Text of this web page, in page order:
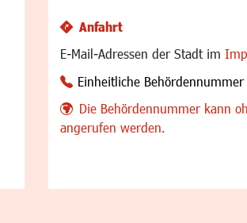
Anfahrt
E-Mail-Adressen der Stadt im
Einheitliche Behördennummer
Die Behördennummer kann
angerufen werden.